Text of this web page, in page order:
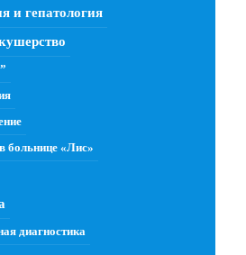
и гепатология
больнице «Лис»
диагностика